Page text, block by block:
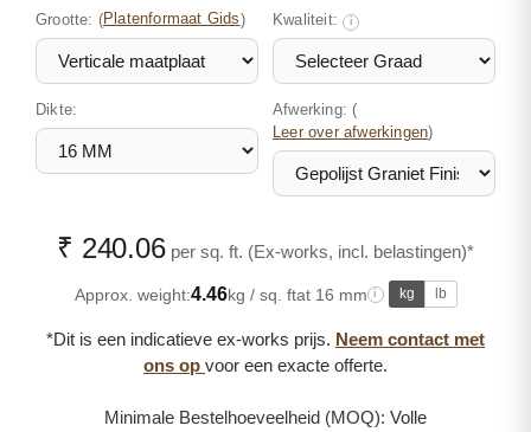
Grootte: (Platenformaat Gids) Kwaliteit: i
Dikte: Afwerking: (
Leer over afwerkingen)
₹ 240.06 per sq. ft. (Ex-works, incl. belastingen)*
Approx. weight:4.46kg / sq. ftat 16 mm i kg lb
*Dit is een indicatieve ex-works prijs. Neem contact met
ons op voor een exacte offerte.
Minimale Bestelhoeveelheid (MOQ): Volle